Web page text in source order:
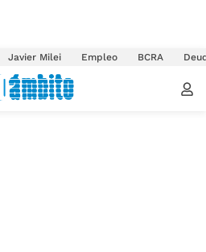
Javier Milei Empleo BCRA